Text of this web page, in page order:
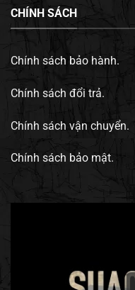
CHÍNH SÁCH
Chính sách bảo hành.
Chính sách đổi trả.
Chính sách vận chuyển.
Chính sách bảo mật.